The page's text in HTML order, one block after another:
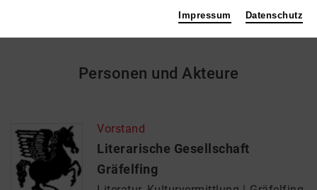
Personen und Akteure
Vorstand
Literarische Gesellschaft
Gräfelfing
Impressum Datenschutz